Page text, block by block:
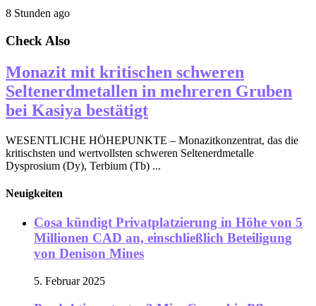
8 Stunden ago
Check Also
Monazit mit kritischen schweren
Seltenerdmetallen in mehreren Gruben
bei Kasiya bestätigt
WESENTLICHE HÖHEPUNKTE – Monazitkonzentrat, das die
kritischsten und wertvollsten schweren Seltenerdmetalle
Dysprosium (Dy), Terbium (Tb) ...
Neuigkeiten
Cosa kündigt Privatplatzierung in Höhe von 5
Millionen CAD an, einschließlich Beteiligung
von Denison Mines
5. Februar 2025